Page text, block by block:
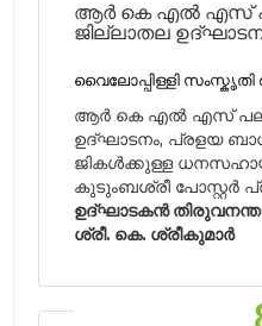
ആർ കെ എൽ എസ്
ജില്ലാതല
വൈലോപ്പിള്ളി സംസ്കൃതി
ആർ കെ എൽ എസ്
ഉദ്ഘാടനം, പ്രളയ
ജികൾക്കുള്ള ധനസഹായ
കുടുംബശ്രീ പോസ്റ്റർ
ഉദ്ഘാടകൻ
ശ്രീ. കെ. ശ്രീകുമാർ